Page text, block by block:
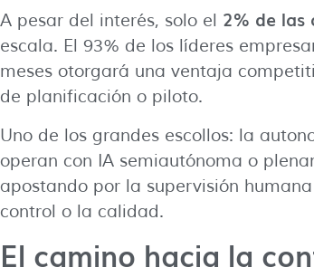
A pesar del interés, solo el 2% de las
escala. El 93% de los líderes
meses otorgará una ventaja
de planificación o piloto.
Uno de los grandes escollos: la
operan con IA semiautónoma o
apostando por la supervisión
control o la calidad.
El camino hacia la